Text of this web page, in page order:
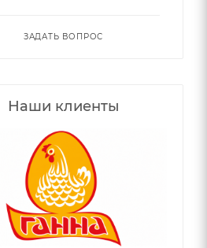
ЗАДАТЬ ВОПРОС
Наши клиенты